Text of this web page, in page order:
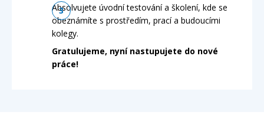
Absolvujete úvodní testování a školení, kde se
obeznámíte s prostředím, prací a budoucími
kolegy.
Gratulujeme, nyní nastupujete do nové
práce!